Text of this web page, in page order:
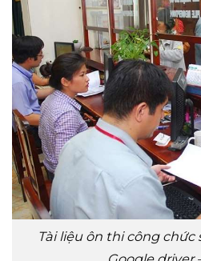
Tài liệu ôn thi công chức